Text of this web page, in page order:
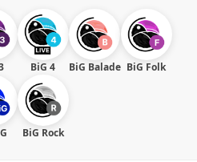
BiG 4 BiG Balade BiG Folk
BiG Rock